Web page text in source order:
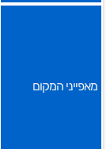
מאפייני המקום